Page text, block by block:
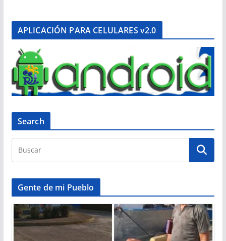
APLICACIÓN PARA CELULARES v2.0
Search
Gente de mi Pueblo